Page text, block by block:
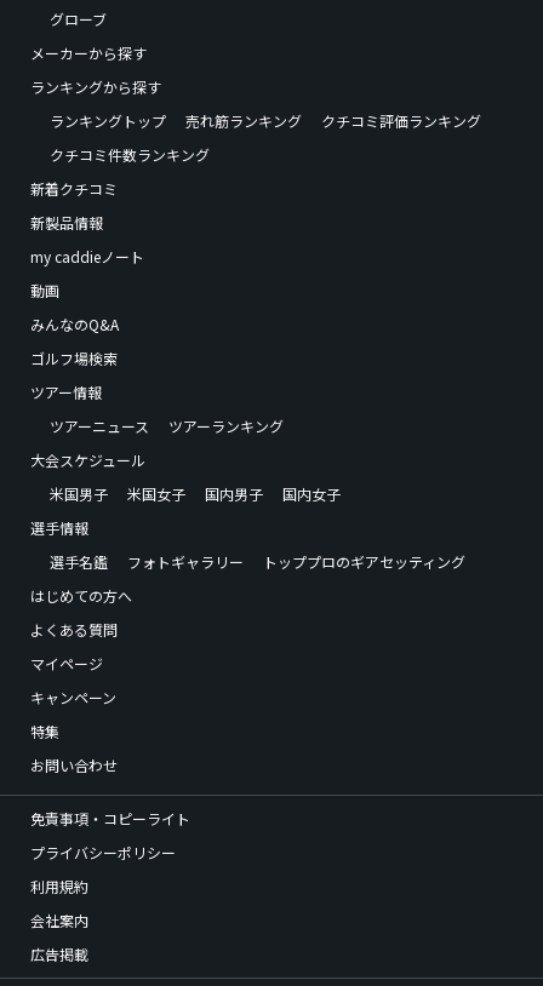
グローブ
メーカーから探す
ランキングから探す
ランキングトップ
売れ筋ランキング
クチコミ評価ランキング
クチコミ件数ランキング
新着クチコミ
新製品情報
my caddieノート
動画
みんなのQ&A
ゴルフ場検索
ツアー情報
ツアーニュース
ツアーランキング
大会スケジュール
米国男子
米国女子 国内男子
国内女子
選手情報
選手名鑑
フォトギャラリー
トッププロのギアセッティング
はじめての方へ
よくある質問
マイページ
キャンペーン
特集
お問い合わせ
免責事項・コピーライト
プライバシーポリシー
利用規約
会社案内
広告掲載